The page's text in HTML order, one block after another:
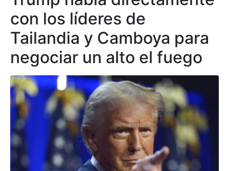
con los líderes de
Tailandia y Camboya para
negociar un alto el fuego